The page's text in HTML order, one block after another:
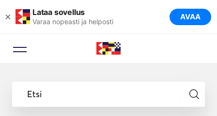
× Lataa sovellus
Varaa nopeasti ja helposti AVAA
Etsi